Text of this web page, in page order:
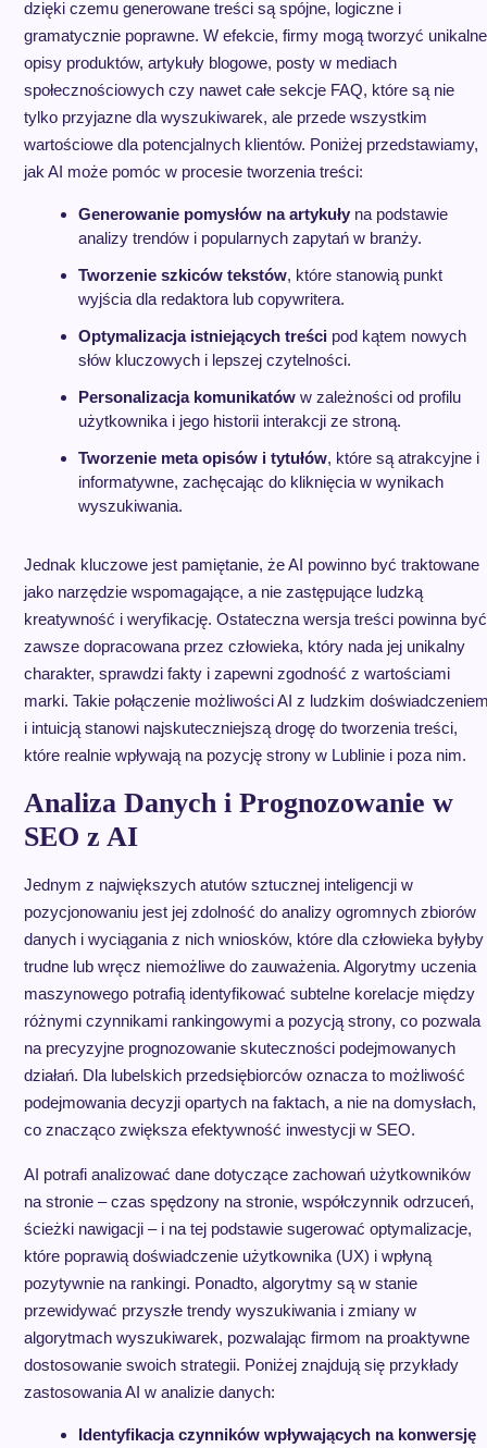
dzięki czemu generowane treści są spójne, logiczne i
gramatycznie poprawne. W efekcie, firmy mogą tworzyć unikalne
opisy produktów, artykuły blogowe, posty w mediach
społecznościowych czy nawet całe sekcje FAQ, które są nie
tylko przyjazne dla wyszukiwarek, ale przede wszystkim
wartościowe dla potencjalnych klientów. Poniżej przedstawiamy,
jak AI może pomóc w procesie tworzenia treści:
Generowanie pomysłów na artykułyna podstawie
analizy trendów i popularnych zapytań w branży.
Tworzenie szkiców tekstów, które stanowią punkt
wyjścia dla redaktora lub copywritera.
Optymalizacja istniejących treścipod kątem nowych
słów kluczowych i lepszej czytelności.
Personalizacja komunikatóww zależności od profilu
użytkownika i jego historii interakcji ze stroną.
Tworzenie meta opisów i tytułów, które są atrakcyjne i
informatywne, zachęcając do kliknięcia w wynikach
wyszukiwania.
Jednak kluczowe jest pamiętanie, że AI powinno być traktowane
jako narzędzie wspomagające, a nie zastępujące ludzką
kreatywność i weryfikację. Ostateczna wersja treści powinna być
zawsze dopracowana przez człowieka, który nada jej unikalny
charakter, sprawdzi fakty i zapewni zgodność z wartościami
marki. Takie połączenie możliwości AI z ludzkim
i intuicją stanowi najskuteczniejszą drogę do tworzenia treści,
które realnie wpływają na pozycję strony w Lublinie i poza nim.
Analiza Danych i Prognozowanie w
SEO z AI
Jednym z największych atutów sztucznej inteligencji w
pozycjonowaniu jest jej zdolność do analizy ogromnych zbiorów
danych i wyciągania z nich wniosków, które dla człowieka byłyby
trudne lub wręcz niemożliwe do zauważenia. Algorytmy uczenia
maszynowego potrafią identyfikować subtelne korelacje między
różnymi czynnikami rankingowymi a pozycją strony, co pozwala
na precyzyjne prognozowanie skuteczności podejmowanych
działań. Dla lubelskich przedsiębiorców oznacza to możliwość
podejmowania decyzji opartych na faktach, a nie na domysłach,
co znacząco zwiększa efektywność inwestycji w SEO.
AI potrafi analizować dane dotyczące zachowań użytkowników
na stronie – czas spędzony na stronie, współczynnik odrzuceń,
ścieżki nawigacji – i na tej podstawie sugerować optymalizacje,
które poprawią doświadczenie użytkownika (UX) i wpłyną
pozytywnie na rankingi. Ponadto, algorytmy są w stanie
przewidywać przyszłe trendy wyszukiwania i zmiany w
algorytmach wyszukiwarek, pozwalając firmom na proaktywne
dostosowanie swoich strategii. Poniżej znajdują się przykłady
zastosowania AI w analizie danych:
Identyfikacja czynników wpływających na konwersję